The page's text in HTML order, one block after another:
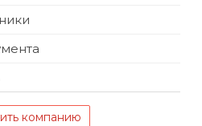
компанию